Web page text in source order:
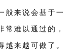
般来说会基于一
难以通过的，
来越可做了。